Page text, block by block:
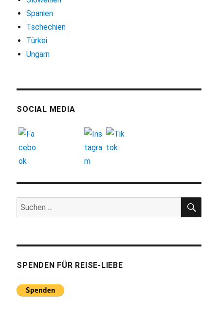
Spanien
Tschechien
Türkei
Ungarn
SOCIAL MEDIA
Suchen
nach:
SPENDEN FÜR REISE-LIEBE